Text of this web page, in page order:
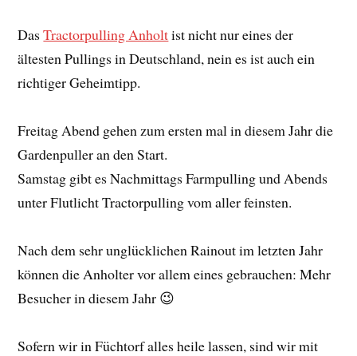
DasTractorpulling Anholtist nicht nur eines der
ältesten Pullings in Deutschland, nein es ist auch ein
richtiger Geheimtipp.
Freitag Abend gehen zum ersten mal in diesem Jahr die
Gardenpuller an den Start.
Samstag gibt es Nachmittags Farmpulling und Abends
unter Flutlicht Tractorpulling vom aller feinsten.
Nach dem sehr unglücklichen Rainout im letzten Jahr
können die Anholter vor allem eines gebrauchen: Mehr
Besucher in diesem Jahr 😉
Sofern wir in Füchtorf alles heile lassen, sind wir mit